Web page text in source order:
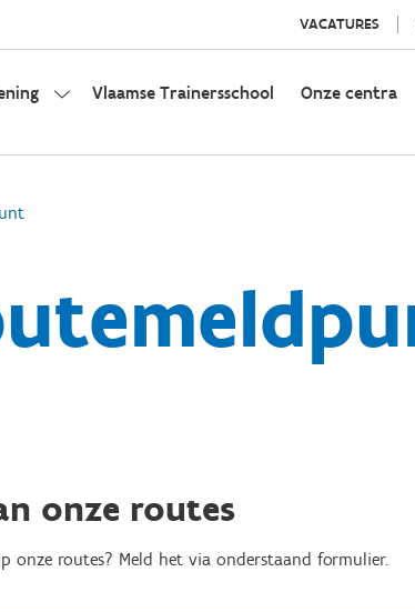
VACATURES
Vlaamse Trainersschool Onze centra
onze routes
onze routes? Meld het via onderstaand formulier.